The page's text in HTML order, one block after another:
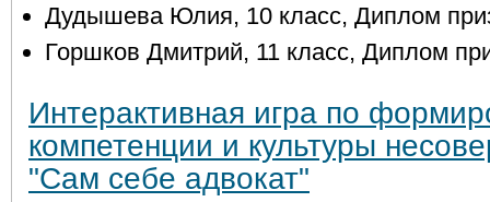
Дудышева Юлия, 10 класс, Диплом
Горшков Дмитрий, 11 класс, Диплом
Интерактивная игра по
компетенции и культуры
"Сам себе адвокат"